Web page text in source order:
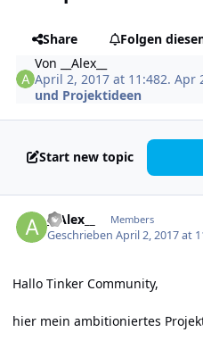
Share
Folgen
Von
__Alex__
April 2, 2017 at 11:482. Apr
und Projektideen
Start new topic
__Alex__ Members
GeschriebenApril 2, 2017 at
Hallo Tinker Community,
hier mein ambitioniertes